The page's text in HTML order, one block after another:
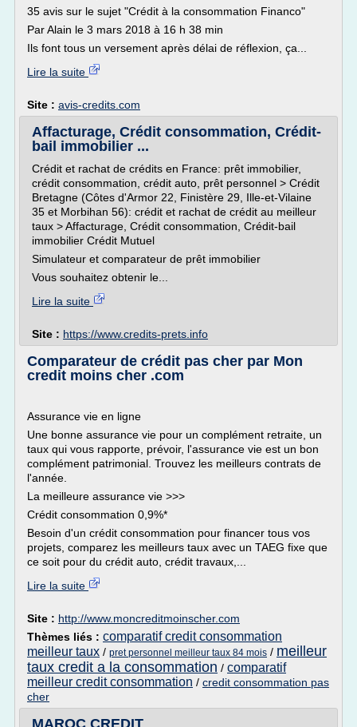
35 avis sur le sujet "Crédit à la consommation Financo"
Par Alain le 3 mars 2018 à 16 h 38 min
Ils font tous un versement après délai de réflexion, ça...
Lire la suite
Site : avis-credits.com
Affacturage, Crédit consommation, Crédit-
bail immobilier ...
Crédit et rachat de crédits en France: prêt immobilier,
crédit consommation, crédit auto, prêt personnel > Crédit
Bretagne (Côtes d'Armor 22, Finistère 29, Ille-et-Vilaine
35 et Morbihan 56): crédit et rachat de crédit au meilleur
taux > Affacturage, Crédit consommation, Crédit-bail
immobilier Crédit Mutuel
Simulateur et comparateur de prêt immobilier
Vous souhaitez obtenir le...
Lire la suite
Site : https://www.credits-prets.info
Comparateur de crédit pas cher par Mon
credit moins cher .com
Assurance vie en ligne
Une bonne assurance vie pour un complément retraite, un
taux qui vous rapporte, prévoir, l'assurance vie est un bon
complément patrimonial. Trouvez les meilleurs contrats de
l'année.
La meilleure assurance vie >>>
Crédit consommation 0,9%*
Besoin d'un crédit consommation pour financer tous vos
projets, comparez les meilleurs taux avec un TAEG fixe que
ce soit pour du crédit auto, crédit travaux,...
Lire la suite
Site : http://www.moncreditmoinscher.com
Thèmes liés : comparatif credit consommation
meilleur taux / pret personnel meilleur taux 84 mois / meilleur
taux credit a la consommation / comparatif
meilleur credit consommation / credit consommation pas
cher
MAROC CREDIT